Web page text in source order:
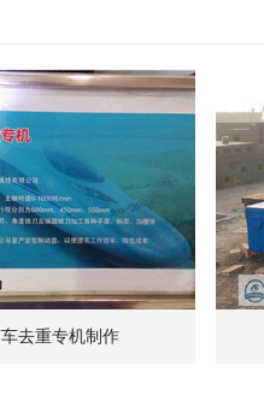
去重专机制作